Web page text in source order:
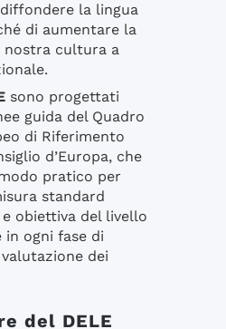
la lingua
di aumentare la
nostra cultura a
sono progettati
guida del Quadro
di Riferimento
d’Europa, che
pratico per
standard
obiettiva del livello
in ogni fase di
dei
del DELE